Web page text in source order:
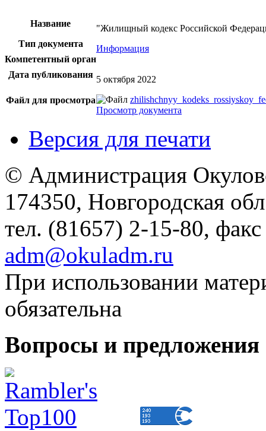
Название
"Жилищный кодекс Российской
Тип документа
Информация
Компетентный орган
Дата публикования 5 октября 2022
Файл для просмотра
Просмотр документа
Версия для печати
© Администрация
174350, Новгородская
тел. (81657) 2-15-80,
adm@okuladm.ru
При использовании
обязательна
Вопросы и